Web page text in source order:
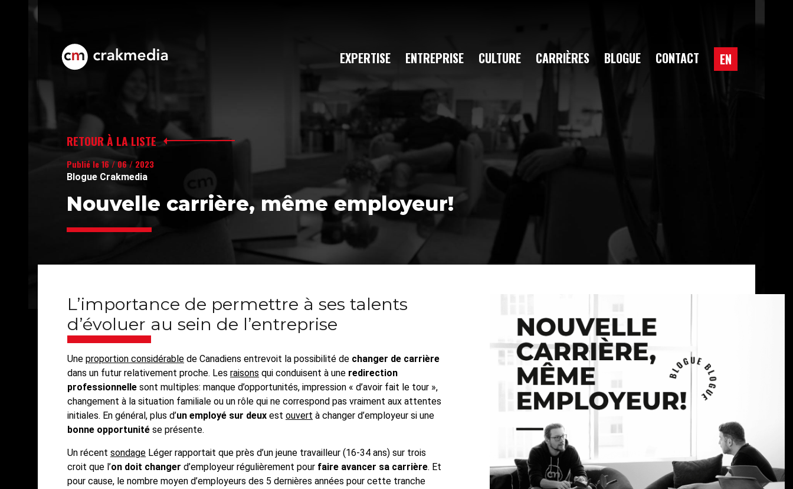
EXPERTISE ENTREPRISE CULTURE CARRIÈRES BLOGUE CONTACT EN
RETOUR À LA LISTE
Publié le 16 / 06 / 2023
Blogue Crakmedia
Nouvelle carrière, même employeur!
L’importance de permettre à ses talents
d’évoluer au sein de l’entreprise
Une proportion considérable de Canadiens entrevoit la possibilité de changer de carrière
dans un futur relativement proche. Les raisons qui conduisent à une redirection
professionnelle sont multiples: manque d’opportunités, impression « d’avoir fait le tour »,
changement à la situation familiale ou un rôle qui ne correspond pas vraiment aux attentes
initiales. En général, plus d’un employé sur deux est ouvert à changer d’employeur si une
bonne opportunité se présente.
Un récent sondage Léger rapportait que près d’un jeune travailleur (16-34 ans) sur trois
croit que l’on doit changer d’employeur régulièrement pour faire avancer sa carrière. Et
pour cause, le nombre moyen d’employeurs des 5 dernières années pour cette tranche